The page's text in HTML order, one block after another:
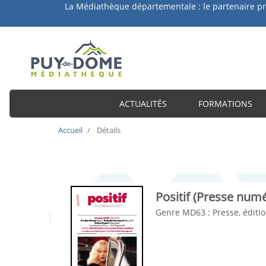
Médiathèque départementale : le partenaire privilégié
ACTUALITÉS FORMATIONS
Accueil Détails
Positif(Presse
Genre MD63 : Presse,